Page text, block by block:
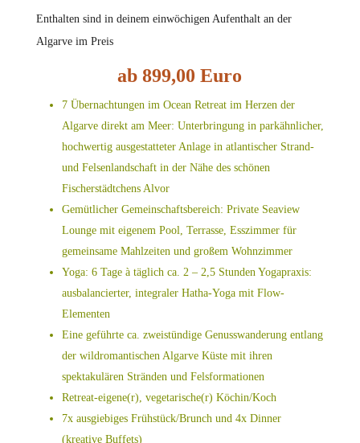
Enthalten sind in deinem einwöchigen Aufenthalt an der
Algarve im Preis
ab 899,00 Euro
7 Übernachtungen im Ocean Retreat im Herzen der
Algarve direkt am Meer: Unterbringung in parkähnlicher,
hochwertig ausgestatteter Anlage in atlantischer Strand-
und Felsenlandschaft in der Nähe des schönen
Fischerstädtchens Alvor
Gemütlicher Gemeinschaftsbereich: Private Seaview
Lounge mit eigenem Pool, Terrasse, Esszimmer für
gemeinsame Mahlzeiten und großem Wohnzimmer
Yoga: 6 Tage à täglich ca. 2 – 2,5 Stunden Yogapraxis:
ausbalancierter, integraler Hatha-Yoga mit Flow-
Elementen
Eine geführte ca. zweistündige Genusswanderung entlang
der wildromantischen Algarve Küste mit ihren
spektakulären Stränden und Felsformationen
Retreat-eigene(r), vegetarische(r) Köchin/Koch
7x ausgiebiges Frühstück/Brunch und 4x Dinner
(kreative Buffets)